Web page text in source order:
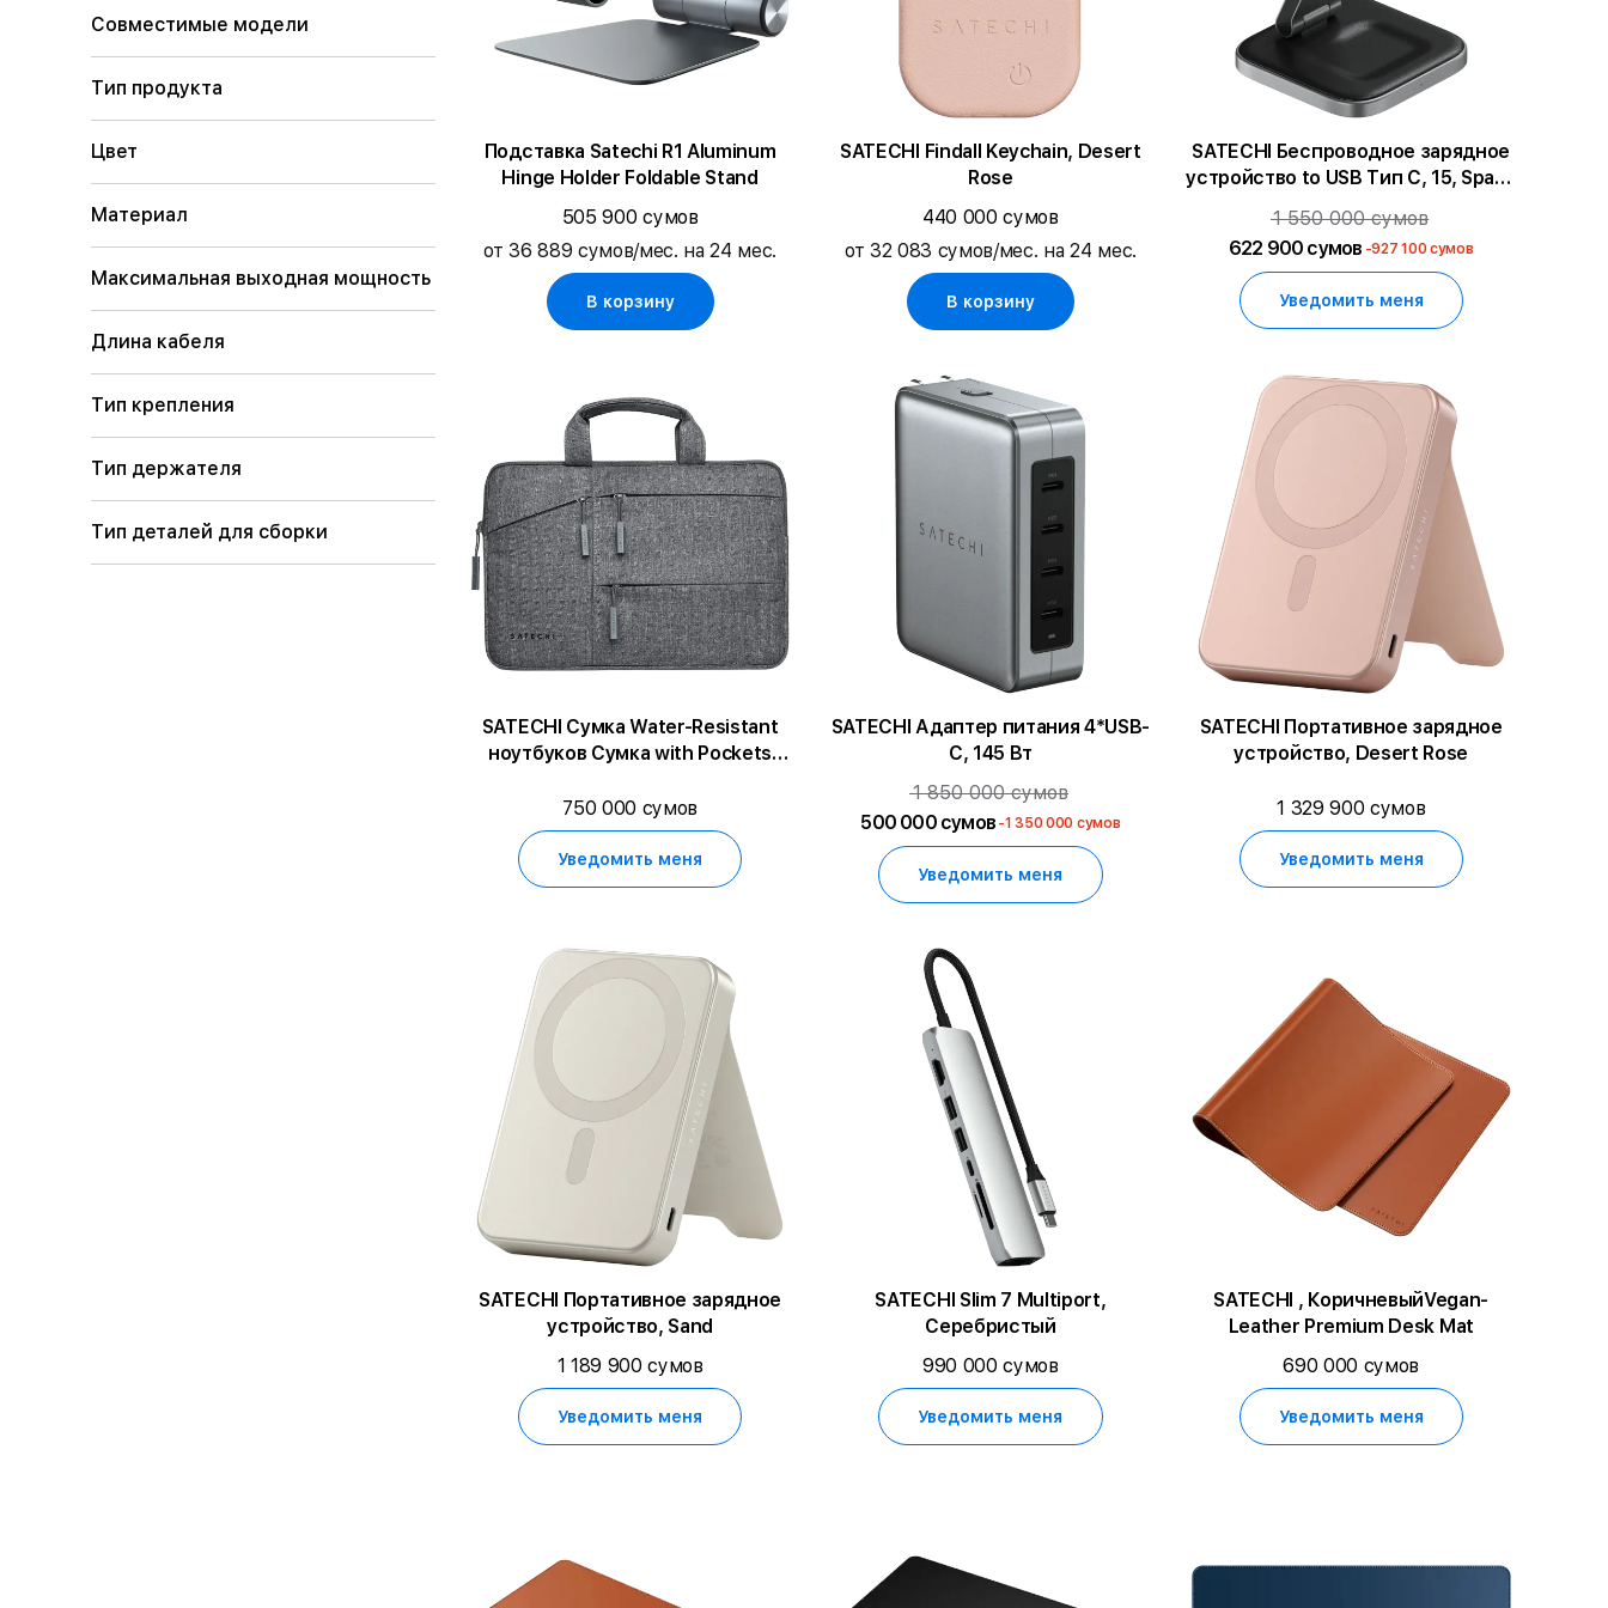
Совместимые модели
Тип продукта
Цвет
Материал
Максимальная выходная мощность
Длина кабеля
Тип крепления
Тип держателя
Тип деталей для сборки
Подставка Satechi R1 Aluminum
Hinge Holder Foldable Stand
505 900 сумов
от 36 889 сумов/мес. на 24 мес.
В корзину
SATECHI Findall Keychain, Desert
Rose
440 000 сумов
от 32 083 сумов/мес. на 24 мес.
В корзину
SATECHI Беспроводное зарядное
устройство to USB Тип C, 15, Space
1 550 000 сумов
622 900 сумов -927 100 сумов
Уведомить меня
SATECHI Сумка Water-Resistant
ноутбуков Сумка with Pockets
16/MacBook Air 15.3/HP Spectre
x360 15"/Dell XPS 15/Asus 2 in 1
Touchscreen/MacBook Pro
15/MacBook Air 15
750 000 сумов
Уведомить меня
SATECHI Адаптер питания 4*USB-
C, 145 Вт
1 850 000 сумов
500 000 сумов -1 350 000 сумов
Уведомить меня
SATECHI Портативное зарядное
устройство, Desert Rose
1 329 900 сумов
Уведомить меня
SATECHI Портативное зарядное
устройство, Sand
1 189 900 сумов
Уведомить меня
SATECHI Slim 7 Multiport,
Серебристый
990 000 сумов
Уведомить меня
SATECHI , КоричневыйVegan-
Leather Premium Desk Mat
690 000 сумов
Уведомить меня